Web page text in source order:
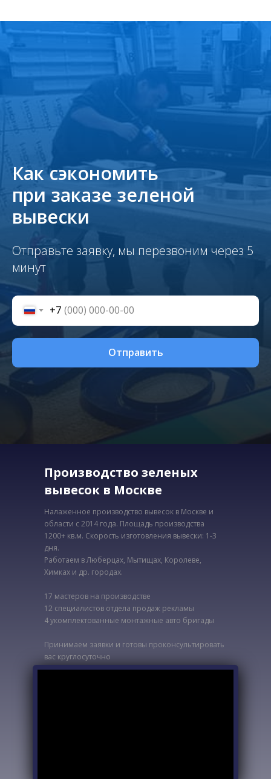
Как сэкономить
при заказе зеленой
вывески
Отправьте заявку, мы перезвоним через 5
минут
+7
Отправить
Налаженное производство вывесок в Москве и
области с 2014 года. Площадь производства
1200+ кв.м. Скорость изготовления вывески: 1-3
дня.
Работаем в Люберцах, Мытищах, Королеве,
Химках и др. городах.
17 мастеров на производстве
12 специалистов отдела продаж рекламы
4 укомплектованные монтажные авто бригады
Принимаем заявки и готовы проконсультировать
вас круглосуточно
Производство зеленых
вывесок в Москве